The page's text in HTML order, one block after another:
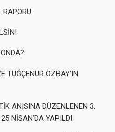
TUĞÇENUR ÖZBAY’IN
ANISINA DÜZENLENEN 3.
NİSAN’DA YAPILDI